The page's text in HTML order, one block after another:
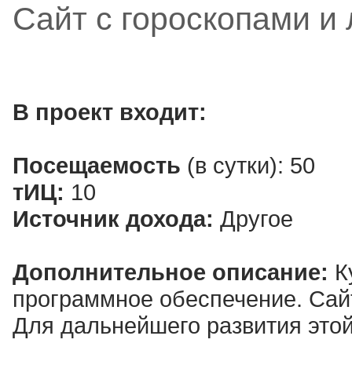
Сайт с гороскопами
В проект входит:
Посещаемость (в сутки): 50
тИЦ: 10
Источник дохода: Другое
Дополнительное описание:
программное обеспечение.
Для дальнейшего развития